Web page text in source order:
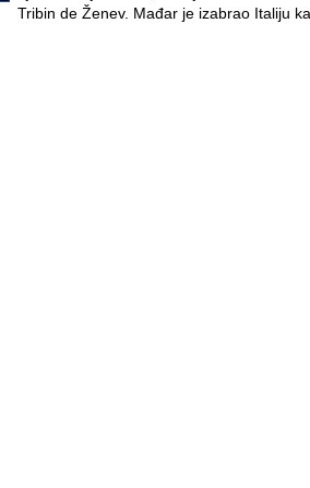
Tribin de Ženev. Mađar je izabrao Italiju